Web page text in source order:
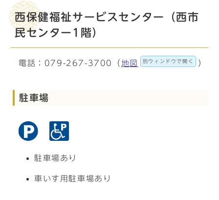
西保健福祉サービスセンター（西市
民センター1階）
電話：079-267-3700（ 地図 別ウィンドウで開く ）
駐車場
駐車場あり
車いす用駐車場あり